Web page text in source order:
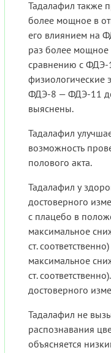
Тадалафил также
более мощное в
его влиянием на
раз более
сравнению с ФДЭ-
физиологические
ФДЭ-8 — ФДЭ-11
выяснены.
Тадалафил
возможность
полового акта.
Тадалафил у
достоверного
с плацебо в
максимальное
ст.
максимальное
ст.
достоверного
Тадалафил не
распознавания
объясняется